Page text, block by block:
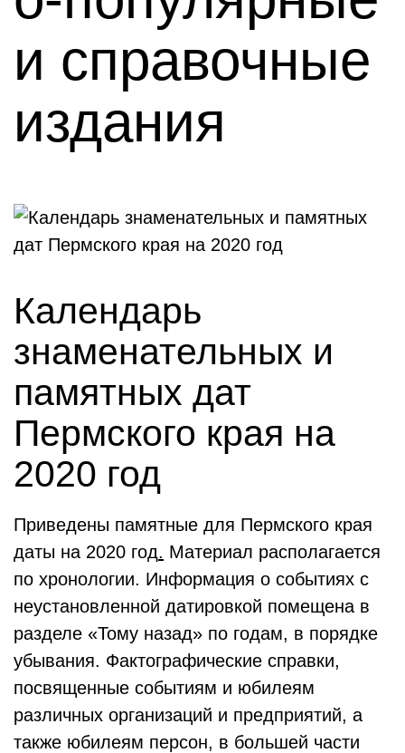
и справочные
издания
Календарь
знаменательных и
памятных дат
Пермского края на
2020 год
Приведены памятные для Пермского края
даты на 2020 год. Материал располагается
по хронологии. Информация о событиях с
неустановленной датировкой помещена в
разделе «Тому назад» по годам, в порядке
убывания. Фактографические справки,
посвященные событиям и юбилеям
различных организаций и предприятий, а
также юбилеям персон, в большей части